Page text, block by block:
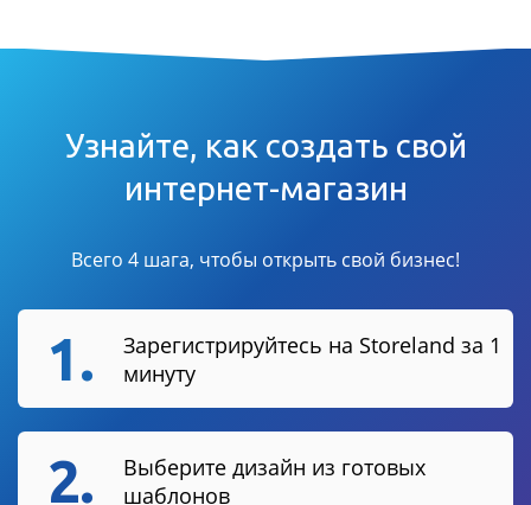
Узнайте, как создать свой
интернет-магазин
Всего 4 шага, чтобы открыть свой бизнес!
1.
Зарегистрируйтесь на Storeland за 1
минуту
2.
Выберите дизайн из готовых
шаблонов